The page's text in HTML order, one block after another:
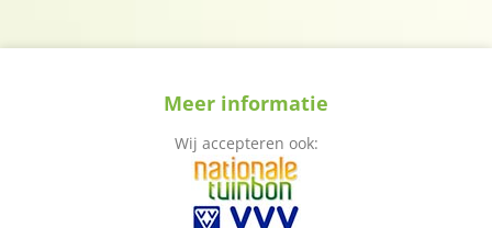
Meer informatie
Wij accepteren ook: